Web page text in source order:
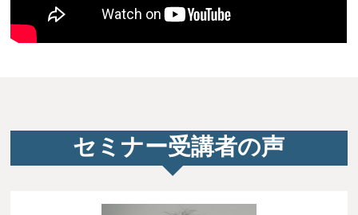
セミナー受講者の声